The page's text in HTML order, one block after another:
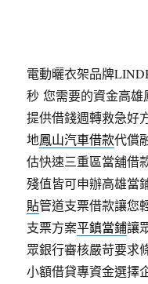
電動曬衣架品牌
秒 您需要的資金高雄
提供借錢週轉救急好
地鳳山汽車借款代償
估快速三重區當舖借
殘值皆可申辦高雄當
貼管道支票借款讓您
支票方案平鎮當鋪讓
眾銀行審核嚴苛要求
小額借貸專資金選擇